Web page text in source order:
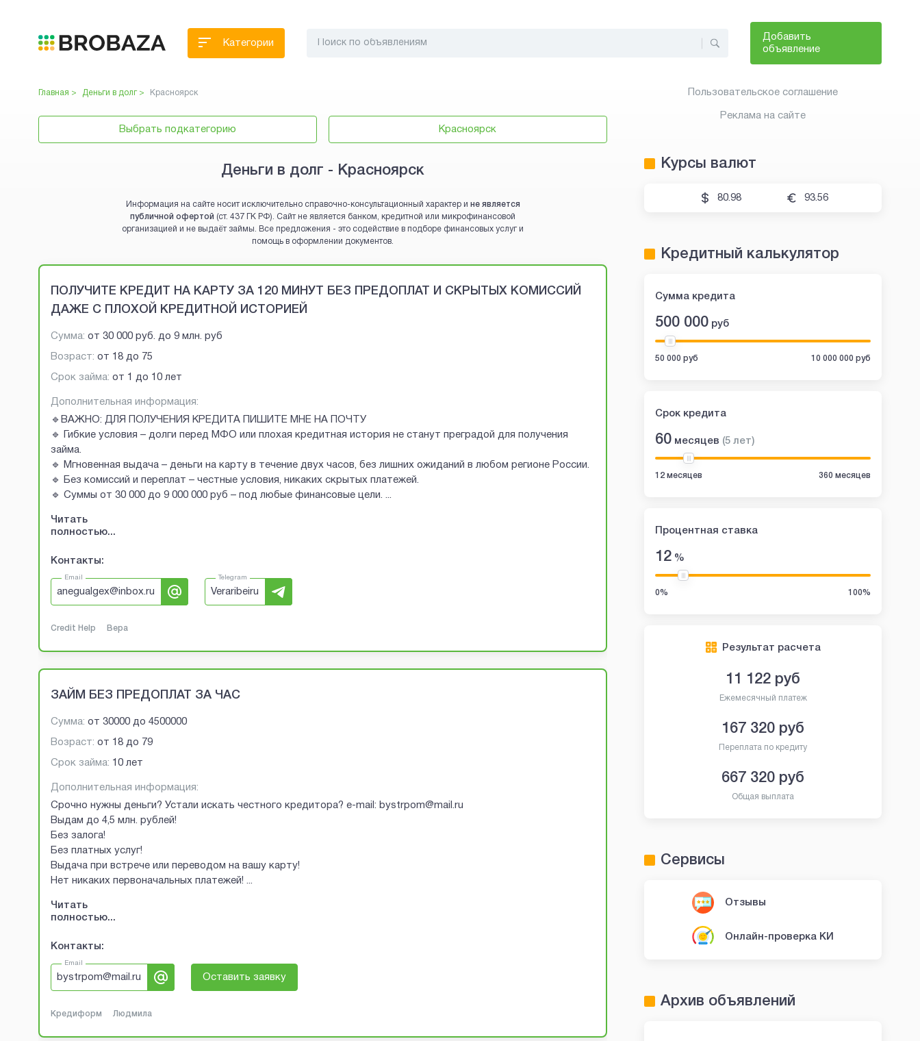
Добавить
объявление
Категории
Главная > Деньги в долг> Красноярск
Выбрать подкатегорию Красноярск
Деньги в долг - Красноярск
Информация на сайте носит исключительно справочно-консультационный характер и не является
публичной офертой (ст. 437 ГК РФ). Сайт не является банком, кредитной или микрофинансовой
организацией и не выдаёт займы. Все предложения - это содействие в подборе финансовых услуг и
помощь в оформлении документов.
Brobaza - VIP-объявления
ПОЛУЧИТЕ КРЕДИТ НА КАРТУ ЗА 120 МИНУТ БЕЗ ПРЕДОПЛАТ И СКРЫТЫХ КОМИССИЙ
ДАЖЕ С ПЛОХОЙ КРЕДИТНОЙ ИСТОРИЕЙ
Сумма: от 30 000 руб. до 9 млн. руб
Возраст: от 18 до 75
Срок займа: от 1 до 10 лет
Дополнительная информация:
🔹ВАЖНО: ДЛЯ ПОЛУЧЕНИЯ КРЕДИТА ПИШИТЕ МНЕ НА ПОЧТУ
🔹 Гибкие условия – долги перед МФО или плохая кредитная история не станут преградой для получения
займа.
🔹 Мгновенная выдача – деньги на карту в течение двух часов, без лишних ожиданий в любом регионе России.
🔹 Без комиссий и переплат – честные условия, никаких скрытых платежей.
🔹 Суммы от 30 000 до 9 000 000 руб – под любые финансовые цели. ...
Читать
полностью...
Контакты:
Email
anegualgex@inbox.ru
Telegram
Veraribeiru
Credit Help Вера
ЗАЙМ БЕЗ ПРЕДОПЛАТ ЗА ЧАС
Сумма: от 30000 до 4500000
Возраст: от 18 до 79
Срок займа: 10 лет
Дополнительная информация:
Срочно нужны деньги? Устали искать честного кредитора? e-mail: bystrpom@mail.ru
Выдам до 4,5 млн. рублей!
Без залога!
Без платных услуг!
Выдача при встрече или переводом на вашу карту!
Нет никаких первоначальных платежей! ...
Читать
полностью...
Контакты:
Email
bystrpom@mail.ru Оставить заявку
Кредиформ Людмила
Пользовательское соглашение
Реклама на сайте
Курсы валют
80.98 93.56
Кредитный калькулятор
Сумма кредита
500 000 руб
50 000 руб 10 000 000 руб
Срок кредита
60 месяцев (5 лет)
12 месяцев 360 месяцев
Процентная ставка
12 %
0% 100%
Результат расчета
11 122 руб
Ежемесячный платеж
167 320 руб
Переплата по кредиту
667 320 руб
Общая выплата
Сервисы
Отзывы
Онлайн-проверка КИ
Архив объявлений